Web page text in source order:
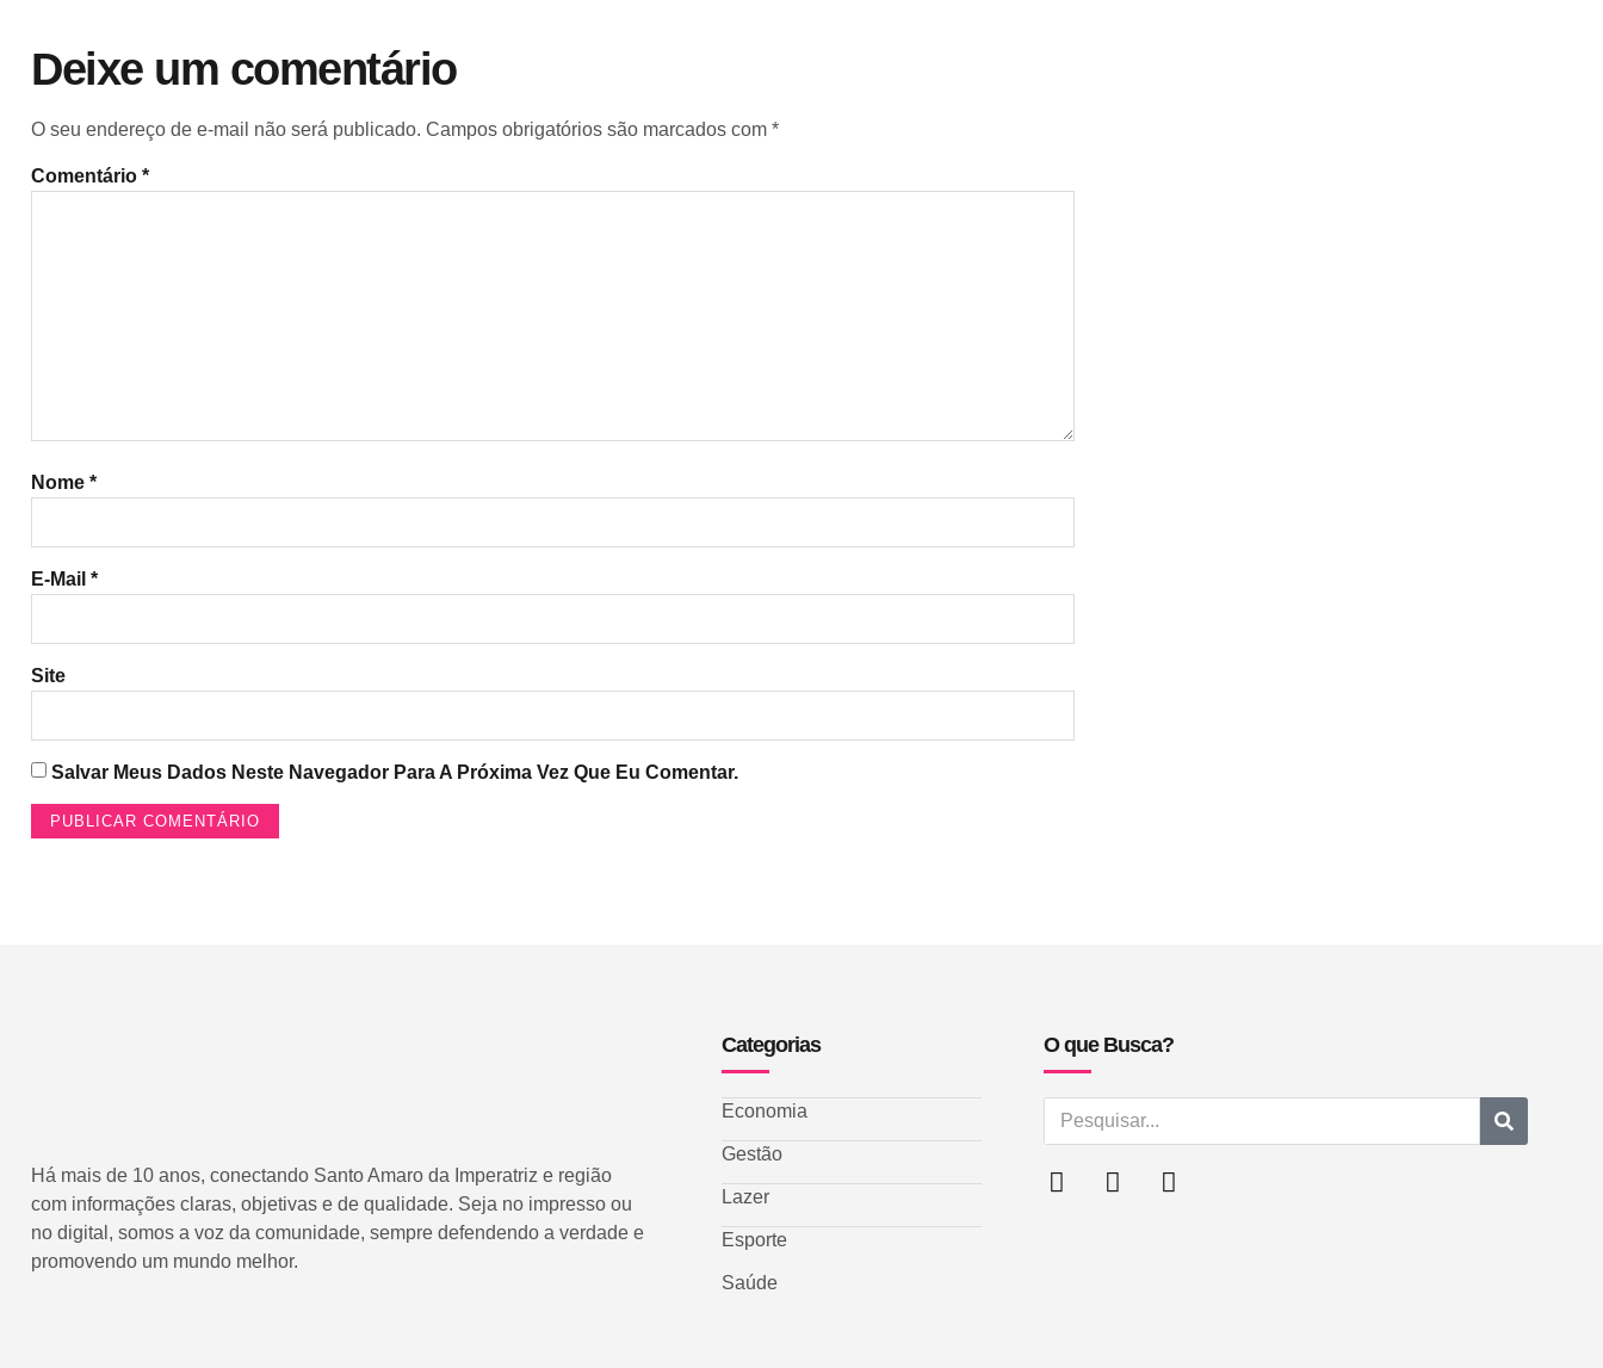
Deixe um comentário
O seu endereço de e-mail não será publicado. Campos obrigatórios são marcados com *
Comentário *
Nome *
E-Mail *
Site
Salvar Meus Dados Neste Navegador Para A Próxima Vez Que Eu Comentar.
Há mais de 10 anos, conectando Santo Amaro da Imperatriz e região
com informações claras, objetivas e de qualidade. Seja no impresso ou
no digital, somos a voz da comunidade, sempre defendendo a verdade e
promovendo um mundo melhor.
Categorias
Economia
Gestão
Lazer
Esporte
Saúde
O que Busca?